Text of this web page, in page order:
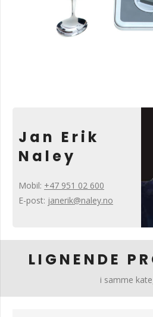
Jan Erik
Naley
Mobil: +47 951 02 600
E-post: janerik@naley.no
LIGNENDE
i samme